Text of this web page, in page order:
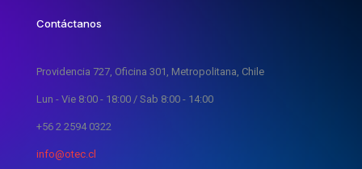
Contáctanos
Providencia 727, Oficina 301, Metropolitana, Chile
Lun - Vie 8:00 - 18:00 / Sab 8:00 - 14:00
+56 2 2594 0322
info@otec.cl